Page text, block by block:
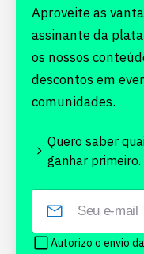
Aproveite as
assinante da
os nossos
descontos em
comunidades.
Quero saber
ganhar primeiro.
Autorizo o envio